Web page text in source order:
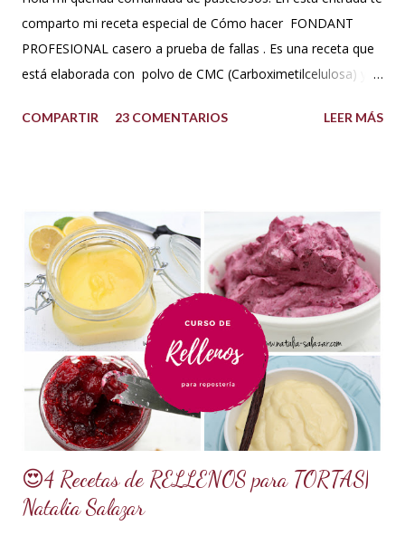
comparto mi receta especial de Cómo hacer FONDANT
PROFESIONAL casero a prueba de fallas . Es una receta que
está elaborada con polvo de CMC (Carboximetilcelulosa) y
que le aportan a la masa elasticidad, firmeza y le ayudan a
maíz o miel de Karo (1/2 taza). Y para climas cálidos usar
Glucosa, la misma cantidad. *7.5 ml de CMC o Tylose *2.5
ml de goma Xantana (Xanthan gum) *1 cucharada de 15 ml
de manteca blanca hidrogenada tipo Crisco o 10 gramos *75
ml de agua o 5 cucharadas de 15 ml *Esencia de almendras
o al gusto *5 ml de VINAGRE BLANCO (opcional, funciona
como preservante) *1 cucharadita de Glicerina ( usar solo si
el clima es ...
COMPARTIR 23 COMENTARIOS LEER MÁS
😍4 Recetas de RELLENOS para TORTAS|
Natalia Salazar